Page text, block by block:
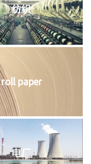
纺织
roll paper
电厂